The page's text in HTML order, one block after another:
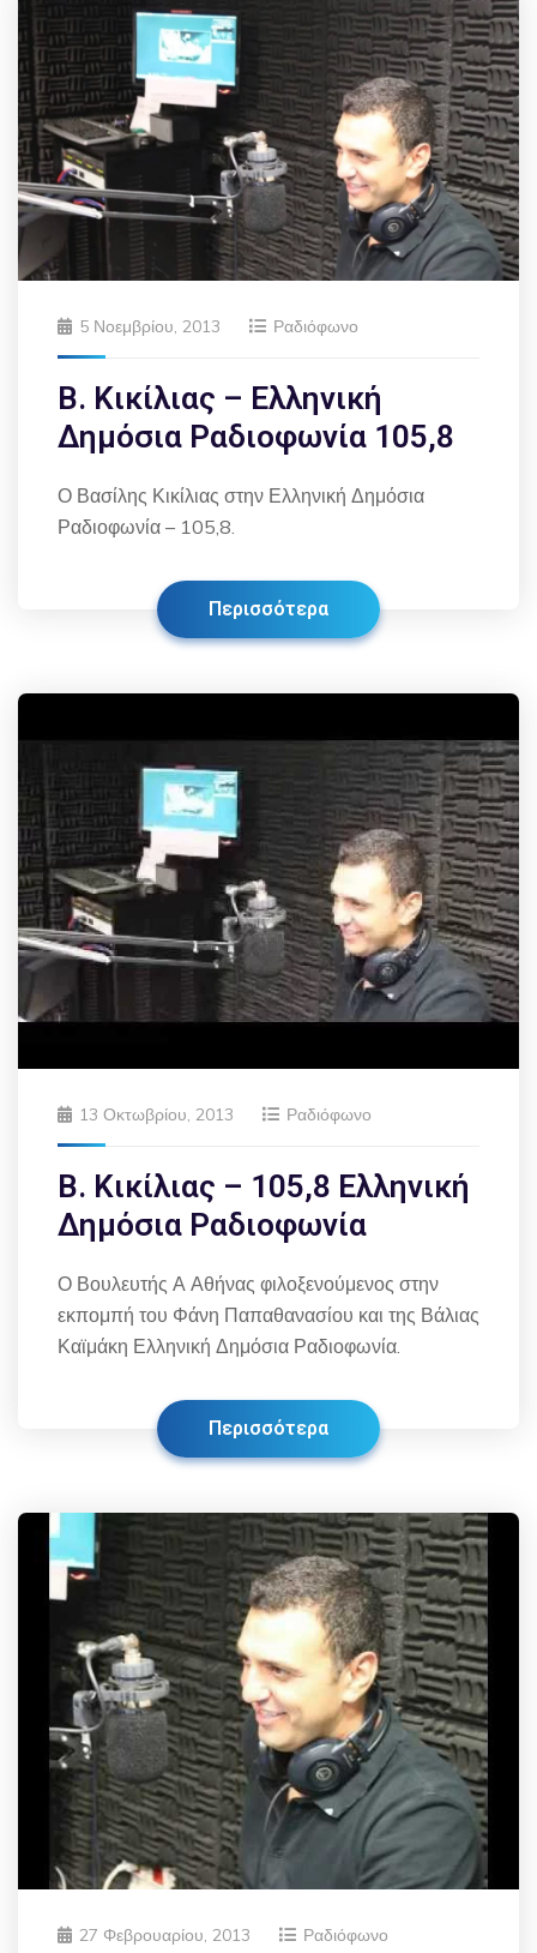
5 Νοεμβρίου, 2013 Ραδιόφωνο
Β. Κικίλιας – Ελληνική
Δημόσια Ραδιοφωνία 105,8
Ο Βασίλης Κικίλιας στην Ελληνική Δημόσια
Ραδιοφωνία – 105,8.
Περισσότερα
13 Οκτωβρίου, 2013 Ραδιόφωνο
Β. Κικίλιας – 105,8 Ελληνική
Δημόσια Ραδιοφωνία
Ο Βουλευτής Α Αθήνας φιλοξενούμενος στην
εκπομπή του Φάνη Παπαθανασίου και της Βάλιας
Καϊμάκη Ελληνική Δημόσια Ραδιοφωνία.
Περισσότερα
27 Φεβρουαρίου, 2013 Ραδιόφωνο